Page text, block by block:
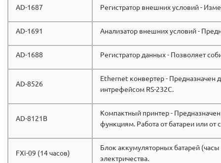
AD-1687 Регистратор внешних условий -
AD-1691 Анализатор внешних условий -
AD-1688 Регистратор данных - Позволяет
AD-8526
Ethernet конвертер - Предназначен
интрефейсом RS-232C.
AD-8121B
Компактный принтер -
функциям. Работа от батареи или от
FXi-09 (14 часов)
Блок аккумуляторных батарей
электричества.